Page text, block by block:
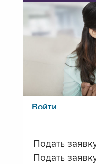
Войти
Подать
Подать